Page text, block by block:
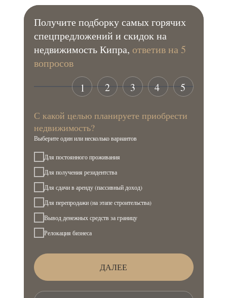
Получите подборку самых горячих
спецпредложений и скидок на
недвижимость Кипра, ответив на 5
вопросов
С какой целью планируете приобрести
недвижимость?
Выберите один или несколько вариантов
1
Для постоянного проживания
Для получения резидентства
Для сдачи в аренду (пассивный доход)
Для перепродажи (на этапе строительства)
Вывод денежных средств за границу
Релокация бизнеса
ДАЛЕЕ
2 3 4 5